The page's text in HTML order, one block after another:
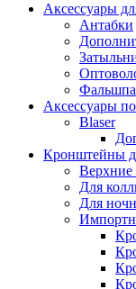
Аксессуары
Антабки
Аксессуары
Blaser
Кронштейны
Верхние
Для
Для